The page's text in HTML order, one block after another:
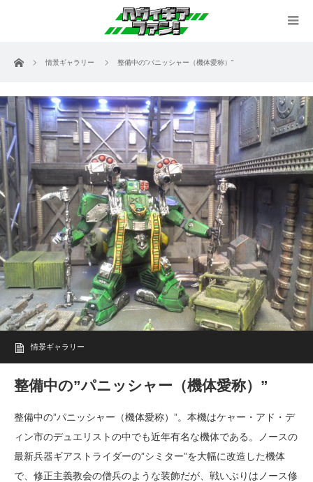
ホーム 情景ギャラリー 整備中の”パニッシャー（機体愛称）”
情景ギャラリー
整備中の”パニッシャー（機体愛称）”
整備中の”パニッシャー（機体愛称）”。本機はケャー・アド・デ
ィン市のデュエリストの中でも近年有名な機体である。ノースの
最新兵器ギアストライダーの”シミター”を大幅に改造した機体
で、修正主義教会の僧兵のような装飾だが、戦いぶりはノース修